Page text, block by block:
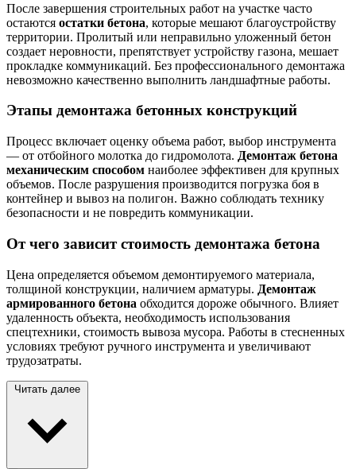
После завершения строительных работ на участке часто
остаются остатки бетона, которые мешают благоустройству
территории. Пролитый или неправильно уложенный бетон
создает неровности, препятствует устройству газона, мешает
прокладке коммуникаций. Без профессионального демонтажа
невозможно качественно выполнить ландшафтные работы.
Этапы демонтажа бетонных конструкций
Процесс включает оценку объема работ, выбор инструмента
— от отбойного молотка до гидромолота. Демонтаж бетона
механическим способом наиболее эффективен для крупных
объемов. После разрушения производится погрузка боя в
контейнер и вывоз на полигон. Важно соблюдать технику
безопасности и не повредить коммуникации.
От чего зависит стоимость демонтажа бетона
Цена определяется объемом демонтируемого материала,
толщиной конструкции, наличием арматуры. Демонтаж
армированного бетона обходится дороже обычного. Влияет
удаленность объекта, необходимость использования
спецтехники, стоимость вывоза мусора. Работы в стесненных
условиях требуют ручного инструмента и увеличивают
трудозатраты.
Читать далее